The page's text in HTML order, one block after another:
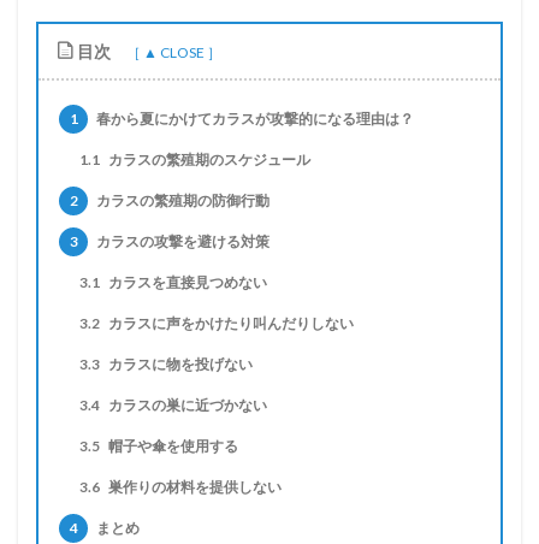
目次
1 春から夏にかけてカラスが攻撃的になる理由は？
1.1 カラスの繁殖期のスケジュール
2 カラスの繁殖期の防御行動
3 カラスの攻撃を避ける対策
3.1 カラスを直接見つめない
3.2 カラスに声をかけたり叫んだりしない
3.3 カラスに物を投げない
3.4 カラスの巣に近づかない
3.5 帽子や傘を使用する
3.6 巣作りの材料を提供しない
4 まとめ